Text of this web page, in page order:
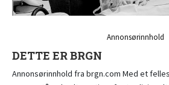
Annonsørinnhold
DETTE ER BRGN
Annonsørinnhold fra brgn.com Med et